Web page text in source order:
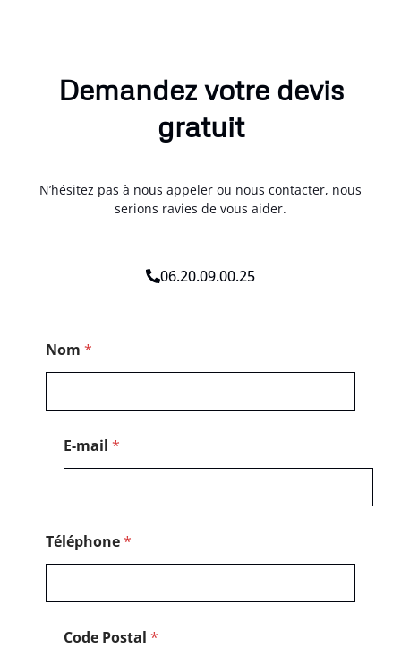
Demandez votre devis
gratuit
N’hésitez pas à nous appeler ou nous contacter, nous
serions ravies de vous aider.
06.20.09.00.25
Nom *
E-mail *
Téléphone*
Code Postal *